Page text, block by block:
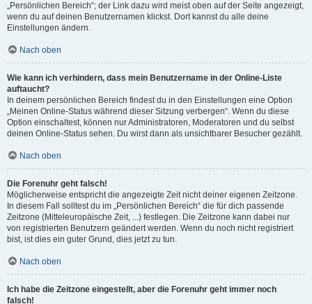
„Persönlichen Bereich“; der Link dazu wird meist oben auf der Seite angezeigt,
wenn du auf deinen Benutzernamen klickst. Dort kannst du alle deine
Einstellungen ändern.
Nach oben
Wie kann ich verhindern, dass mein Benutzername in der Online-Liste
auftaucht?
In deinem persönlichen Bereich findest du in den Einstellungen eine Option
„Meinen Online-Status während dieser Sitzung verbergen“. Wenn du diese
Option einschaltest, können nur Administratoren, Moderatoren und du selbst
deinen Online-Status sehen. Du wirst dann als unsichtbarer Besucher gezählt.
Nach oben
Die Forenuhr geht falsch!
Möglicherweise entspricht die angezeigte Zeit nicht deiner eigenen Zeitzone.
In diesem Fall solltest du im „Persönlichen Bereich“ die für dich passende
Zeitzone (Mitteleuropäische Zeit, ...) festlegen. Die Zeitzone kann dabei nur
von registrierten Benutzern geändert werden. Wenn du noch nicht registriert
bist, ist dies ein guter Grund, dies jetzt zu tun.
Nach oben
Ich habe die Zeitzone eingestellt, aber die Forenuhr geht immer noch
falsch!